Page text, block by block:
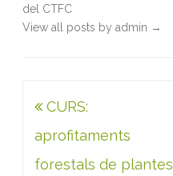
del CTFC
View all posts by admin →
Navegació
d'entrades
CURS:
aprofitaments
forestals de plantes